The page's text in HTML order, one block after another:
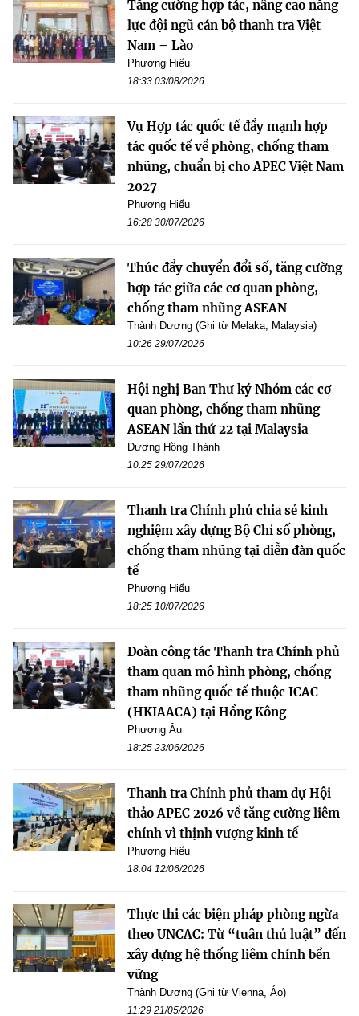
Tăng cường hợp tác, nâng cao năng
lực đội ngũ cán bộ thanh tra Việt
Nam – Lào
Phương Hiếu
18:33 03/08/2026
Vụ Hợp tác quốc tế đẩy mạnh hợp
tác quốc tế về phòng, chống tham
nhũng, chuẩn bị cho APEC Việt Nam
2027
Phương Hiếu
16:28 30/07/2026
Thúc đẩy chuyển đổi số, tăng cường
hợp tác giữa các cơ quan phòng,
chống tham nhũng ASEAN
Thành Dương (Ghi từ Melaka, Malaysia)
10:26 29/07/2026
Hội nghị Ban Thư ký Nhóm các cơ
quan phòng, chống tham nhũng
ASEAN lần thứ 22 tại Malaysia
Dương Hồng Thành
10:25 29/07/2026
Thanh tra Chính phủ chia sẻ kinh
nghiệm xây dựng Bộ Chỉ số phòng,
chống tham nhũng tại diễn đàn quốc
tế
Phương Hiếu
18:25 10/07/2026
Đoàn công tác Thanh tra Chính phủ
tham quan mô hình phòng, chống
tham nhũng quốc tế thuộc ICAC
(HKIAACA) tại Hồng Kông
Phương Âu
18:25 23/06/2026
Thanh tra Chính phủ tham dự Hội
thảo APEC 2026 về tăng cường liêm
chính vì thịnh vượng kinh tế
Phương Hiếu
18:04 12/06/2026
Thực thi các biện pháp phòng ngừa
theo UNCAC: Từ “tuân thủ luật” đến
xây dựng hệ thống liêm chính bền
vững
Thành Dương (Ghi từ Vienna, Áo)
11:29 21/05/2026